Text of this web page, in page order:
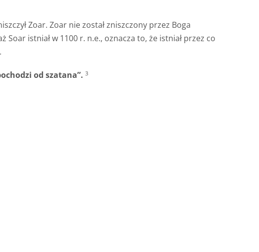
Zoar. Zoar nie został zniszczony przez Boga
Soar istniał w 1100 r. n.e., oznacza to, że istniał przez co
od szatana”. 3